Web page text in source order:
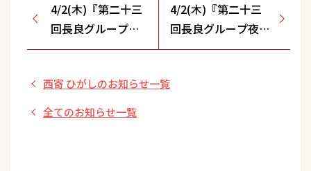
4/2(木)『第二十三
回長良グループ夜
桜演歌まつり』開
4/2(木)『第二十三
回長良グループ夜桜
演歌まつり』ゲスト
西寄 ひがしのお知らせ一覧
全てのお知らせ一覧